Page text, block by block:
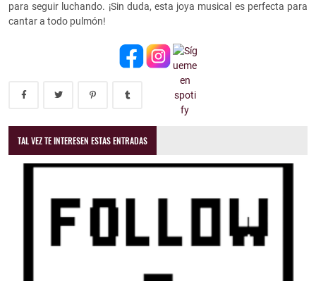
para seguir luchando. ¡Sin duda, esta joya musical es perfecta para
cantar a todo pulmón!
TAL VEZ TE INTERESEN ESTAS ENTRADAS